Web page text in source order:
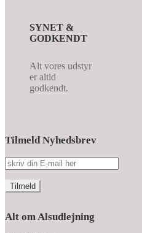
SYNET &
GODKENDT
Alt vores udstyr
er altid
godkendt.
Tilmeld Nyhedsbrev
Alt om Alsudlejning